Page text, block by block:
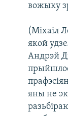
вожыку
(Міхаіл
якой
Андрэй
яны не